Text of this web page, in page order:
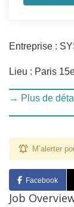
Entreprise :
Lieu : Paris
→ Plus de
M’alerter
Facebook
Job